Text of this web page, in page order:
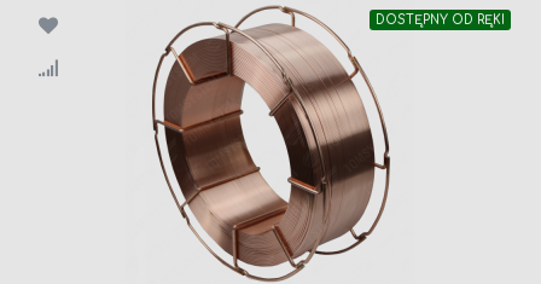
DOSTĘPNY OD RĘKI